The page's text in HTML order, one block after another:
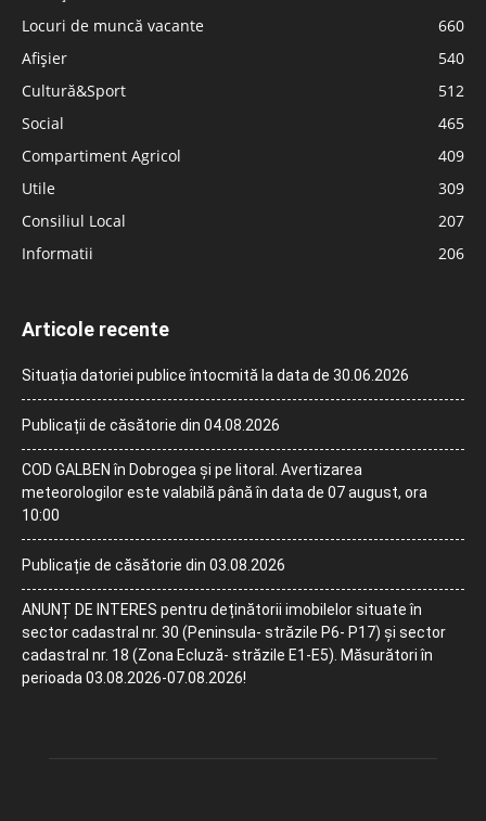
Locuri de muncă vacante
660
Afișier
540
Cultură&Sport
512
Social
465
Compartiment Agricol
409
Utile
309
Consiliul Local
207
Informatii
206
Articole recente
Situația datoriei publice întocmită la data de 30.06.2026
Publicații de căsătorie din 04.08.2026
COD GALBEN în Dobrogea și pe litoral. Avertizarea
meteorologilor este valabilă până în data de 07 august, ora
10:00
Publicație de căsătorie din 03.08.2026
ANUNȚ DE INTERES pentru deținătorii imobilelor situate în
sector cadastral nr. 30 (Peninsula- străzile P6- P17) și sector
cadastral nr. 18 (Zona Ecluză- străzile E1-E5). Măsurători în
perioada 03.08.2026-07.08.2026!